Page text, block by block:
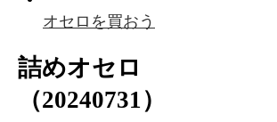
オセロを買おう
詰めオセロ
（20240731）